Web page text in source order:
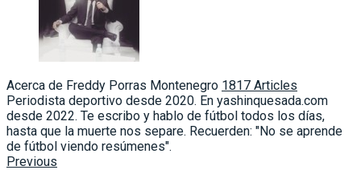
Acerca de Freddy Porras Montenegro 1817 Articles
Periodista deportivo desde 2020. En yashinquesada.com
desde 2022. Te escribo y hablo de fútbol todos los días,
hasta que la muerte nos separe. Recuerden: "No se aprende
de fútbol viendo resúmenes".
Previous